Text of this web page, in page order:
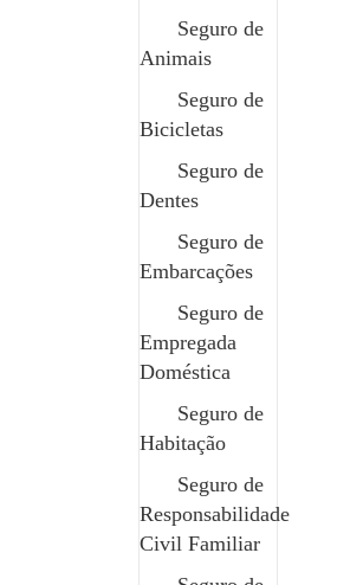
Seguro de
Animais
Seguro de
Bicicletas
Seguro de
Dentes
Seguro de
Embarcações
Seguro de
Empregada
Doméstica
Seguro de
Habitação
Seguro de
Responsabilidade
Civil Familiar
mais sobre este
um dos nossos profissionais,
e obtenha as informações